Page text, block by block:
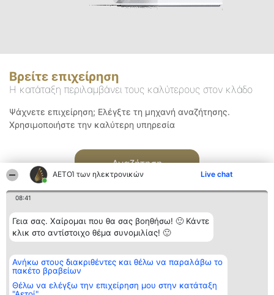
ΑΕΤΟΊ των ηλεκτρονικών Live chat
08:41
Γεια σας. Χαίρομαι που θα σας βοηθήσω! 🙂 Κάντε
κλικ στο αντίστοιχο θέμα συνομιλίας! 🙂
Ανήκω στους διακριθέντες και θέλω να παραλάβω το
πακέτο βραβείων
Θέλω να ελέγξω την επιχείρηση μου στην κατάταξη
Βρείτε επιχείρηση
Η κατάταξη περιλαμβάνει τους καλύτερους στον κλάδο
Ψάχνετε επιχείρηση; Ελέγξτε τη μηχανή αναζήτησης.
Χρησιμοποιήστε την καλύτερη υπηρεσία
Αναζήτηση
Διοργανωτής της
κατάταξης
BEAUTIFUL COMPANY
ΤΗΛ. ΕΠΙΚΟΙΝΩΝΙΑΣ:
Κατάταξη
Διακριθέντες
των
διακριθέντων
Επικοινωνία
Επικοινωνία